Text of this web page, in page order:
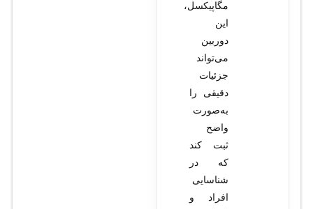
مگاپیکسل،
این
دوربین
می‌تواند
جزئیات
دقیقی را
به‌صورت
واضح
ثبت کند
که در
شناسایی
افراد و